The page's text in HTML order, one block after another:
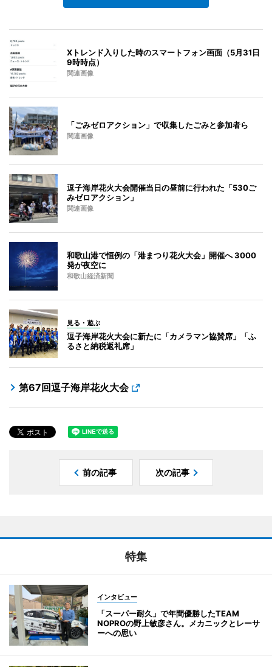
Xトレンド入りした時のスマートフォン画面（5月31日
9時時点）
関連画像
「ごみゼロアクション」で収集したごみと参加者ら
関連画像
逗子海岸花火大会開催当日の昼前に行われた「530ご
みゼロアクション」
関連画像
和歌山港で恒例の「港まつり花火大会」開催へ 3000
発が夜空に
和歌山経済新聞
見る・遊ぶ
逗子海岸花火大会に新たに「カメラマン協賛席」「ふ
るさと納税返礼席」
第67回逗子海岸花火大会
前の記事 次の記事
特集
インタビュー
「スーパー耐久」で年間優勝したTEAM
NOPROの野上敏彦さん。メカニックとレーサ
ーへの思い